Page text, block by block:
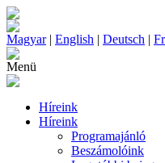
Magyar| English | Deutsch |
Menü
Híreink
Híreink
Programajánló
Beszámolóink